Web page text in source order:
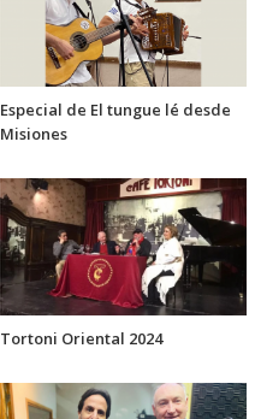
Especial de El tungue lé desde
Misiones
Tortoni Oriental 2024